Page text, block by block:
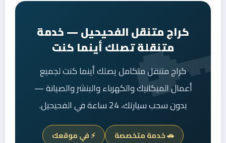
كراج متنقل الفحيحيل — خدمة
متنقلة تصلك أينما كنت
كراج متنقل متكامل يصلك أينما كنت لجميع
أعمال الميكانيك والكهرباء والبنشر والصيانة —
بدون سحب سيارتك، 24 ساعة في الفحيحيل.
🚗 خدمة متخصصة
⚡ في موقعك